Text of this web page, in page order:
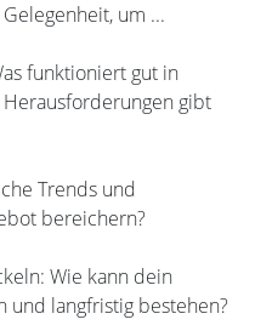
um ...
funktioniert gut in
gibt
Trends und
bereichern?
Wie kann dein
und langfristig bestehen?